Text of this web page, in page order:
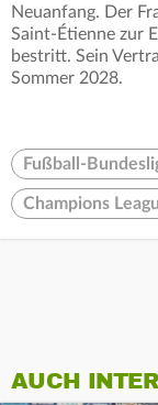
Neuanfang. Der
Saint-Étienne zur
bestritt. Sein
Sommer 2028.
Fußball-
Champions
AUCH